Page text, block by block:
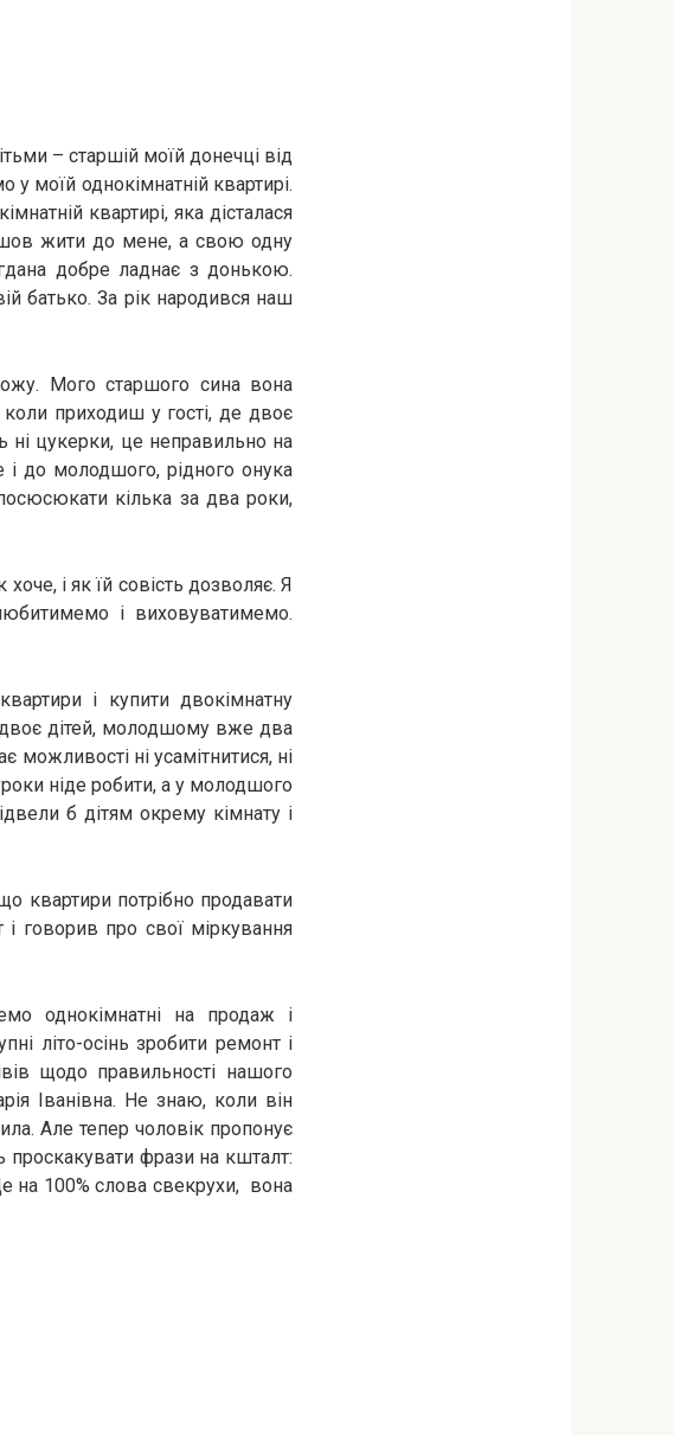
– старшій моїй донечці від
моїй однокімнатній квартирі.
квартирі, яка дісталася
жити до мене, а свою одну
добре ладнає з донькою.
батько. За рік народився наш
Мого старшого сина вона
приходиш у гості, де двоє
ні цукерки, це неправильно на
до молодшого, рідного онука
кілька за два роки,
і як їй совість дозволяє. Я
і виховуватимемо.
і купити двокімнатну
двоє дітей, молодшому вже два
можливості ні усамітнитися, ні
ніде робити, а у молодшого
б дітям окрему кімнату і
квартири потрібно продавати
говорив про свої міркування
однокімнатні на продаж і
літо-осінь зробити ремонт і
щодо правильності нашого
Іванівна. Не знаю, коли він
Але тепер чоловік пропонує
проскакувати фрази на кшталт:
на 100% слова свекрухи, вона